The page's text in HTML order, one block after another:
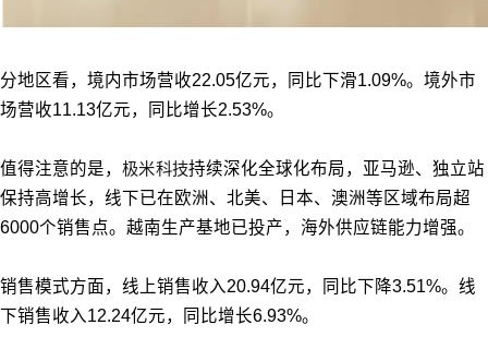
分地区看，境内市场营收22.05亿元，同比下滑1.09%。境外市
场营收11.13亿元，同比增长2.53%。
值得注意的是， 极米科技持续深化全球化布局，亚马逊、独立站
保持高增长，线下已在欧洲、北美、日本、澳洲等区域布局超
6000个销售点。越南生产基地已投产，海外供应链能力增强。
销售模式方面，线上销售收入20.94亿元，同比下降3.51%。线
下销售收入12.24亿元，同比增长6.93%。